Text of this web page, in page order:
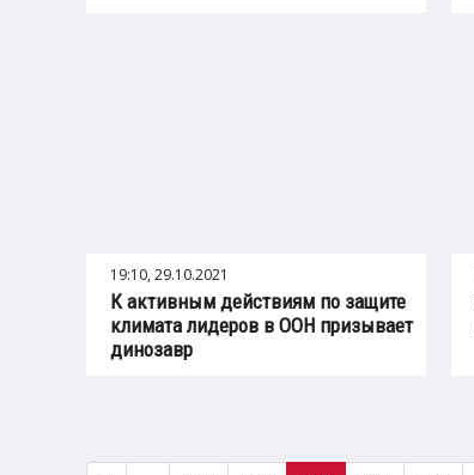
19:10, 29.10.2021
К активным действиям по защите
климата лидеров в ООН призывает
динозавр